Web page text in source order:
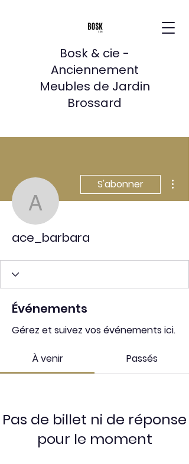
Bosk & cie -
Anciennement
Meubles de Jardin
Brossard
ace_barbara
S'abonner
ace_barbara
Événements
Gérez et suivez vos événements ici.
À venir Passés
Pas de billet ni de réponse
pour le moment